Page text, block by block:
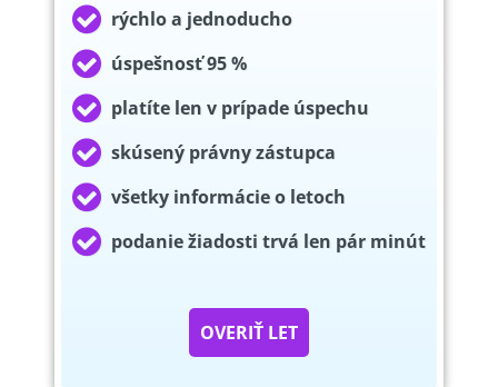
rýchlo a jednoducho
úspešnosť 95 %
platíte len v prípade úspechu
skúsený právny zástupca
všetky informácie o letoch
podanie žiadosti trvá len pár minút
OVERIŤ LET